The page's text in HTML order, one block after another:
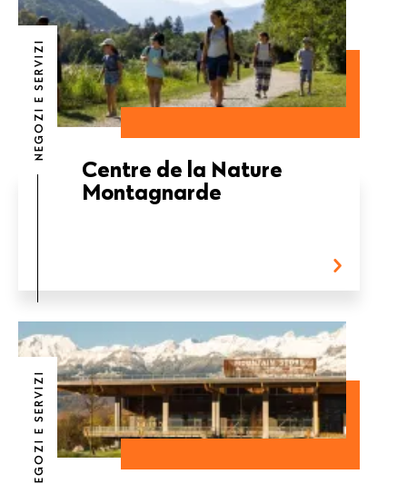
NEGOZI E SERVIZI
Centre de la Nature
Montagnarde
NEGOZI E SERVIZI